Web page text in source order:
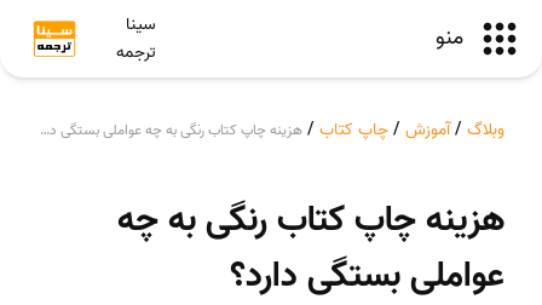
منو
سینا
ترجمه
وبلاگ /آموزش /چاپ کتاب / هزینه چاپ کتاب رنگی به چه عواملی بستگی دارد؟
هزینه چاپ کتاب رنگی به چه
عواملی بستگی دارد؟